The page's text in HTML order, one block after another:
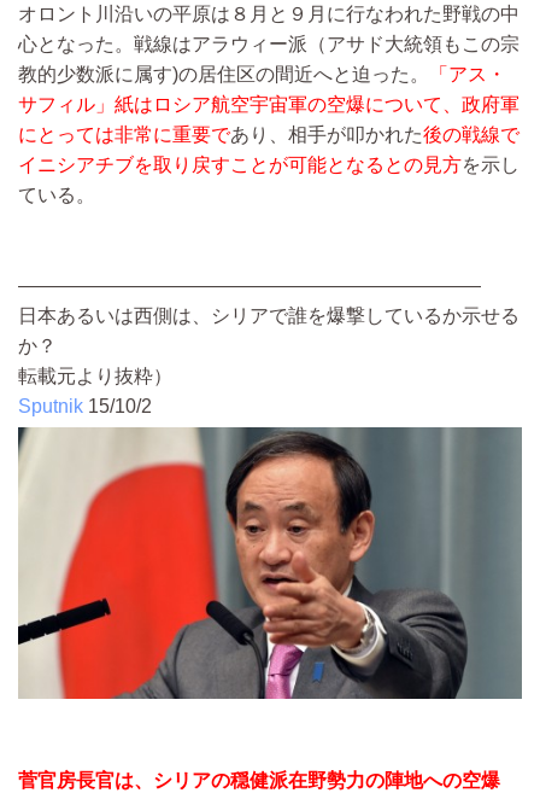
オロント川沿いの平原は８月と９月に行なわれた野戦の中
心となった。戦線はアラウィー派（アサド大統領もこの宗
教的少数派に属す)の居住区の間近へと迫った。
「アス・
サフィル」紙はロシア航空宇宙軍の空爆について、政府軍
にとっては非常に重要であり、相手が叩かれた後の戦線で
イニシアチブを取り戻すことが可能となるとの見方を示し
ている。
――――――――――――――――――――――――
日本あるいは西側は、シリアで誰を爆撃しているか示せる
か？
転載元より抜粋）
Sputnik 15/10/2
菅官房長官は、シリアの穏健派在野勢力の陣地への空爆